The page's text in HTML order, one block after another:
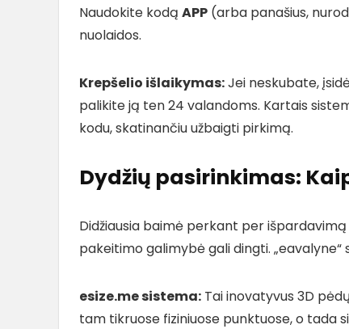
Naudokite kodą APP (arba panašius,
nuolaidos.
Krepšelio išlaikymas:Jei neskubate,
palikite ją ten 24 valandoms. Kartais
kodu, skatinančiu užbaigti pirkimą.
Dydžių pasirinkimas:
Didžiausia baimė perkant per
pakeitimo galimybė gali dingti. „eavalyne“
esize.me sistema: Tai inovatyvus 3D
tam tikruose fiziniuose punktuose, o tada